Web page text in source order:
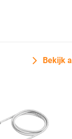
Bekijk